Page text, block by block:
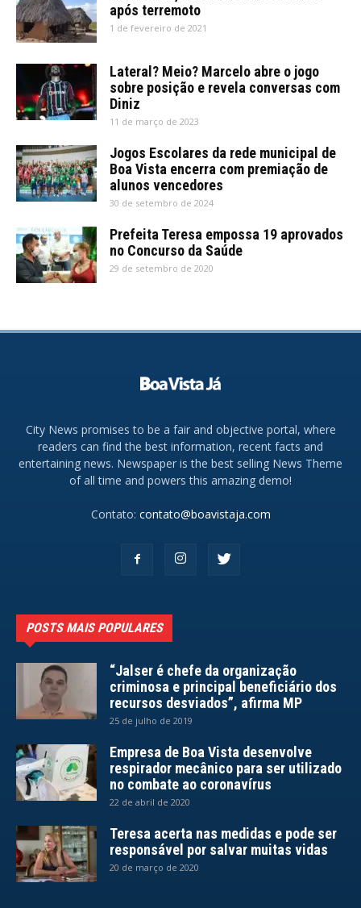
após terremoto
1 de fevereiro de 2021
Lateral? Meio? Marcelo abre o jogo
sobre posição e revela conversas com
Diniz
11 de março de 2023
Jogos Escolares da rede municipal de
Boa Vista encerra com premiação de
alunos vencedores
30 de setembro de 2024
Prefeita Teresa empossa 19 aprovados
no Concurso da Saúde
29 de setembro de 2020
City News promises to be a fair and objective portal, where
readers can find the best information, recent facts and
entertaining news. Newspaper is the best selling News Theme
of all time and powers this amazing demo!
Contato: contato@boavistaja.com
POSTS MAIS POPULARES
“Jalser é chefe da organização
criminosa e principal beneficiário dos
recursos desviados”, afirma MP
25 de julho de 2019
Empresa de Boa Vista desenvolve
respirador mecânico para ser utilizado
no combate ao coronavírus
22 de abril de 2020
Teresa acerta nas medidas e pode ser
responsável por salvar muitas vidas
20 de março de 2020